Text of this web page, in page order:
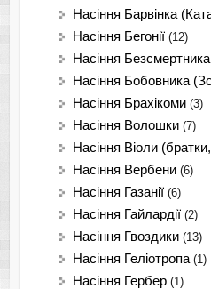
Насіння Барвінка
Насіння Бегонії (12)
Насіння Безсмертника
Насіння Бобовника
Насіння Брахікоми (3)
Насіння Волошки (7)
Насіння Віоли
Насіння Вербени (6)
Насіння Газанії (6)
Насіння Гайлардії (2)
Насіння Гвоздики (13)
Насіння Геліотропа (1)
Насіння Гербер (1)